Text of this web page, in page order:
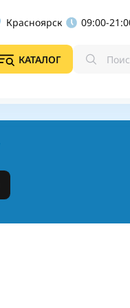
Красноярск 09:00-
КАТАЛОГ